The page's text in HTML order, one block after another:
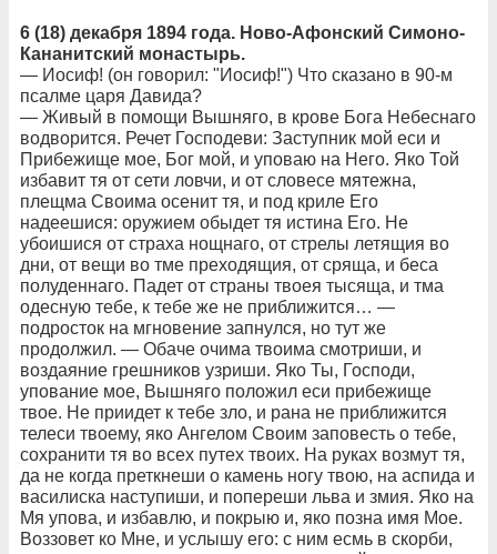
6 (18) декабря 1894 года. Ново-Афонский Симоно-
Кананитский монастырь.
— Иосиф! (он говорил: "Иосиф!") Что сказано в 90-м
псалме царя Давида?
— Живый в помощи Вышняго, в крове Бога Небеснаго
водворится. Речет Господеви: Заступник мой еси и
Прибежище мое, Бог мой, и уповаю на Него. Яко Той
избавит тя от сети ловчи, и от словесе мятежна,
плещма Своима осенит тя, и под криле Его
надеешися: оружием обыдет тя истина Его. Не
убоишися от страха нощнаго, от стрелы летящия во
дни, от вещи во тме преходящия, от сряща, и беса
полуденнаго. Падет от страны твоея тысяща, и тма
одесную тебе, к тебе же не приближится… —
подросток на мгновение запнулся, но тут же
продолжил. — Обаче очима твоима смотриши, и
воздаяние грешников узриши. Яко Ты, Господи,
упование мое, Вышняго положил еси прибежище
твое. Не приидет к тебе зло, и рана не приближится
телеси твоему, яко Ангелом Своим заповесть о тебе,
сохранити тя во всех путех твоих. На руках возмут тя,
да не когда преткнеши о камень ногу твою, на аспида и
василиска наступиши, и попереши льва и змия. Яко на
Мя упова, и избавлю, и покрыю и, яко позна имя Мое.
Воззовет ко Мне, и услышу его: с ним есмь в скорби,